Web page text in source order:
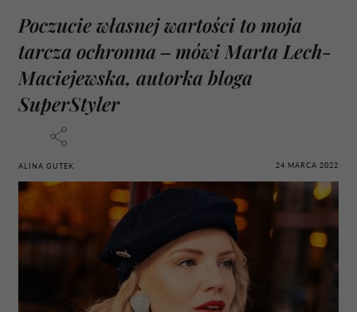
Poczucie własnej wartości to moja
tarcza ochronna – mówi Marta Lech-
Maciejewska, autorka bloga
SuperStyler
ALINA GUTEK 24 MARCA 2022